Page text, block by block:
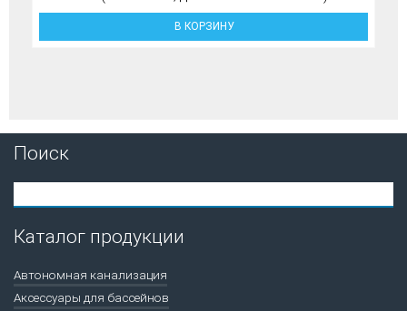
В КОРЗИНУ
Поиск
Каталог продукции
Автономная канализация
Аксессуары для бассейнов